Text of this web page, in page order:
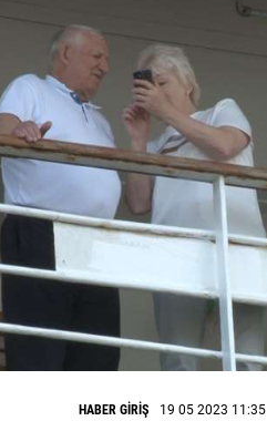
HABER GİRİŞ 19 05 2023 11:35